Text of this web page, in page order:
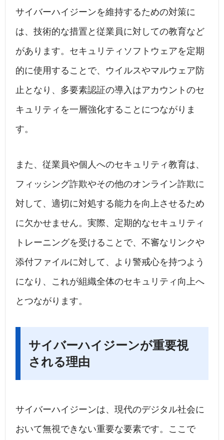
サイバーハイジーンを維持するための対策に
は、技術的な措置と従業員に対しての教育など
があります。セキュリティソフトウェアを定期
的に使用することで、ウイルスやマルウェア防
止となり、多要素認証の導入はアカウントのセ
キュリティを一層強化することにつながりま
す。
また、従業員や個人へのセキュリティ教育は、
フィッシング詐欺やその他のオンライン詐欺に
対して、適切に対処する能力を向上させるため
に欠かせません。実際、定期的なセキュリティ
トレーニングを受けることで、不審なリンクや
添付ファイルに対して、より警戒心を持つよう
になり、これが組織全体のセキュリティ向上へ
とつながります。
サイバーハイジーンが重要視
される理由
サイバーハイジーンは、現代のデジタル社会に
おいて無視できない重要な要素です。ここで